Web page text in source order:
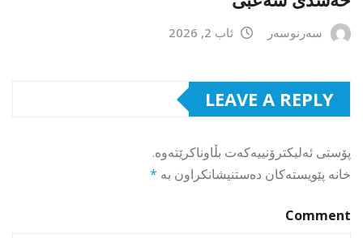
سەرنوسەر ئاب 2, 2026
LEAVE A REPLY
پۆستی ئەلیکترۆنییەکەت بڵاوناکرێتەوە.
خانە پێویستەکان دەستنیشانکراون بە *
Comment